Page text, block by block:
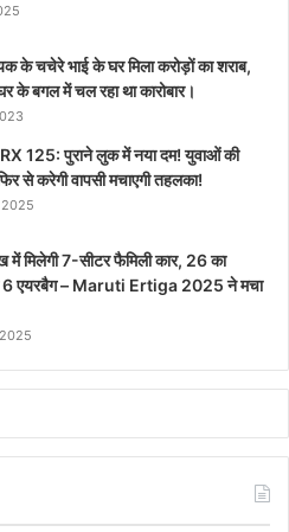
के चचेरे भाई के घर मिला करोड़ों का शराब,
के बगल में चल रहा था कारोबार।
125: पुराने लुक में नया दम! युवाओं की
से करेगी वापसी मचाएगी तहलका!
मिलेगी 7-सीटर फैमिली कार, 26 का
एयरबैग – Maruti Ertiga 2025 ने मचा